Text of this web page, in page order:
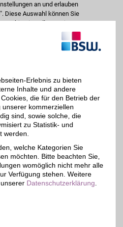
an und erlauben
Diese Auswahl können Sie
Cookie-Einstellungen im
ändern.
anpassen
67 40
Erlebnis zu bieten
Inhalte und andere
die für den Betrieb der
kommerziellen
sind, sowie solche, die
zu Statistik- und
werden.
welche Kategorien Sie
möchten. Bitte beachten Sie,
womöglich nicht mehr alle
Verfügung stehen. Weitere
Datenschutzerklärung